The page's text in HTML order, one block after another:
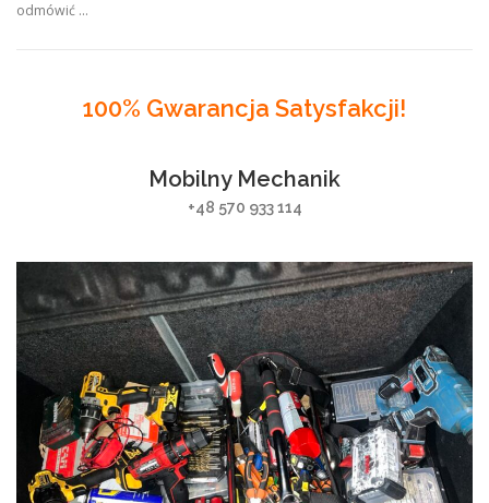
odmówić …
100% Gwarancja Satysfakcji!
Mobilny Mechanik
+48 570 933 114